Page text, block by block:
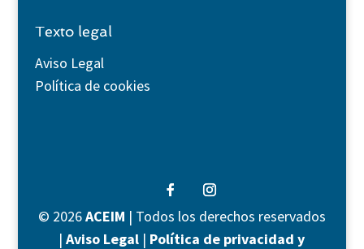
Texto legal
Aviso Legal
Política de cookies
© 2026ACEIM | Todos los derechos reservados
|Aviso Legal | Política de privacidad y